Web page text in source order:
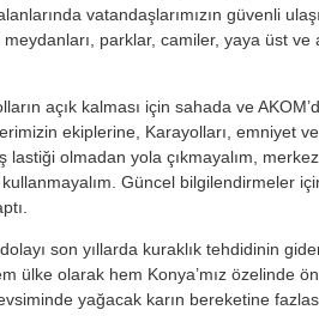
vatandaşlarımızın güvenli
meydanları, parklar, camiler, yaya üst
açık kalması için sahada ve
ekiplerine, Karayolları, emniyet
olmadan yola çıkmayalım,
Güncel bilgilendirmeler
son yıllarda kuraklık tehdidinin
ülke olarak hem Konya’mız özelinde
yağacak karın bereketine